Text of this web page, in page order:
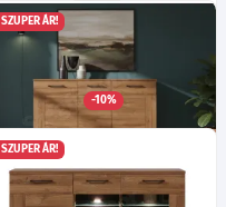
Ivett IV7 tálalószekrény jobb
Ma:194 Sz:58 Mé:40cm
-10%
130 685
SZUPER ÁR!
Ivett IV3 komód
SZUPER ÁR!